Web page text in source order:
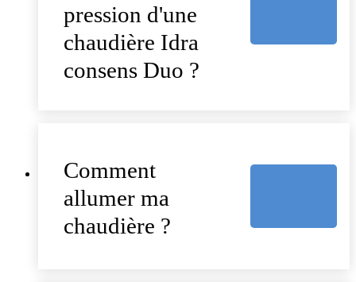
pression d'une
chaudière Idra
consens Duo ?
Comment
allumer ma
chaudière ?